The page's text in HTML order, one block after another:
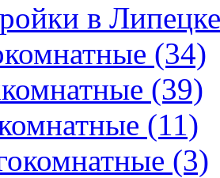
в Липецке
(34)
(39)
(11)
(3)